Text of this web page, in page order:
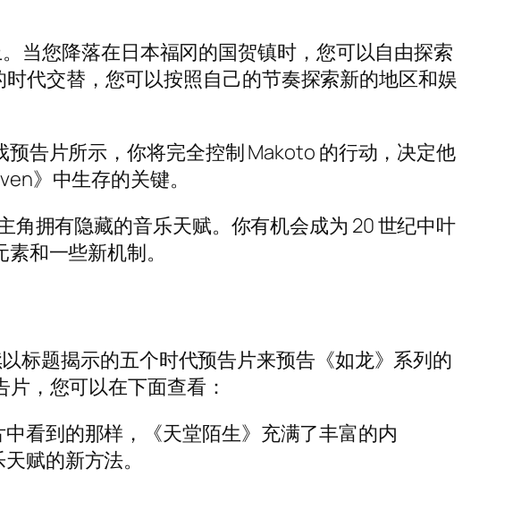
当您降落在日本福冈的国贺镇时，您可以自由探索
代交替，您可以按照自己的节奏探索新的地区和娱
告片所示，你将完全控制 Makoto 的行动，决定他
》中生存的关键。
拥有隐藏的音乐天赋。你有机会成为 20 世纪中叶
和一些新机制。
标题揭示的五个时代预告片来预告《如龙》系列的
片，您可以在下面查看：
看到的那样，《天堂陌生》充满了丰富的内
赋的新方法。